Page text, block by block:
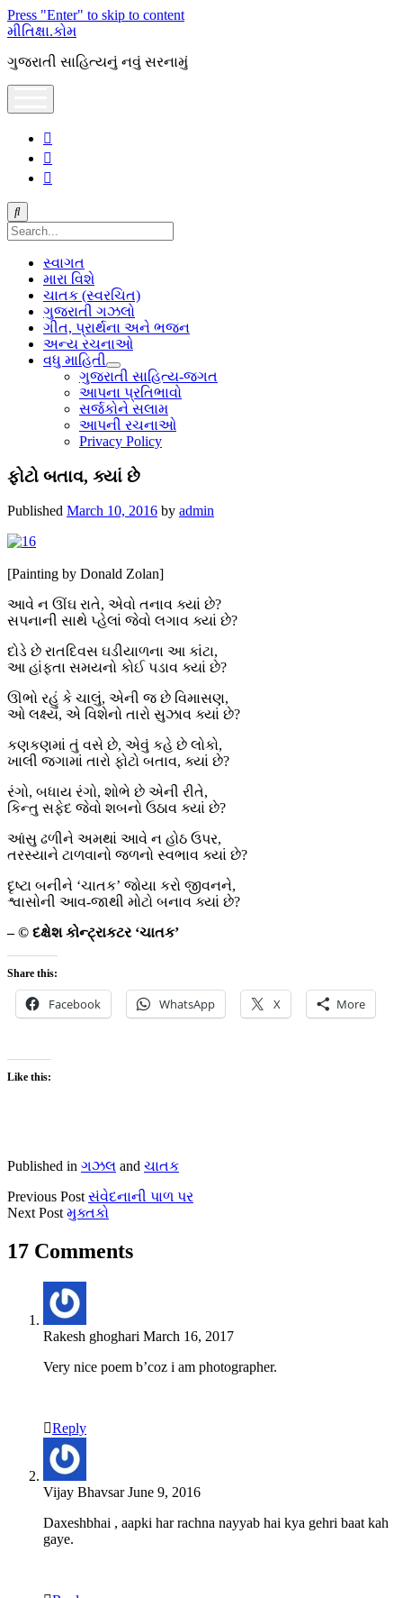
Press "Enter" to skip to content
મીતિક્ષા.કોમ
ગુજરાતી સાહિત્યનું નવું સરનામું
Search
સ્વાગત
મારા વિશે
ચાતક (સ્વરચિત)
ગુજરાતી ગઝલો
ગીત, પ્રાર્થના અને ભજન
અન્ય રચનાઓ
વધુ માહિતી
open
dropdown
menu
ગુજરાતી સાહિત્ય-જગત
આપના પ્રતિભાવો
સર્જકોને સલામ
આપની રચનાઓ
Privacy Policy
ફોટો બતાવ, ક્યાં છે
Published March 10, 2016 by admin
[Painting by Donald Zolan]
આવે ન ઊંઘ રાતે, એવો તનાવ ક્યાં છે?
સપનાની સાથે પ્હેલાં જેવો લગાવ ક્યાં છે?
દોડે છે રાતદિવસ ઘડીયાળના આ કાંટા,
આ હાંફતા સમયનો કોઈ પડાવ ક્યાં છે?
ઊભો રહું કે ચાલું, એની જ છે વિમાસણ,
ઓ લક્ષ્ય, એ વિશેનો તારો સુઝાવ ક્યાં છે?
કણકણમાં તું વસે છે, એવું કહે છે લોકો,
ખાલી જગામાં તારો ફોટો બતાવ, ક્યાં છે?
રંગો, બધાય રંગો, શોભે છે એની રીતે,
કિન્તુ સફેદ જેવો શબનો ઉઠાવ ક્યાં છે?
આંસુ ઢળીને અમથાં આવે ન હોઠ ઉપર,
તરસ્યાને ટાળવાનો જળનો સ્વભાવ ક્યાં છે?
દૃષ્ટા બનીને ‘ચાતક’ જોયા કરો જીવનને,
શ્વાસોની આવ-જાથી મોટો બનાવ ક્યાં છે?
– © દક્ષેશ કોન્ટ્રાકટર ‘ચાતક’
Share this:
Facebook WhatsApp X More
Like this:
Published in ગઝલ and ચાતક
Previous Post સંવેદનાની પાળ પર
Next Post મુક્તકો
17 Comments
Rakesh ghoghari March 16, 2017
Very nice poem b’coz i am photographer.
Reply
Vijay Bhavsar June 9, 2016
Daxeshbhai , aapki har rachna nayyab hai kya gehri baat kah
gaye.